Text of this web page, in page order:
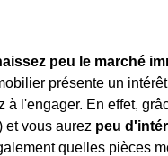
peu le marché
présente un intérêt
l'engager. En effet,
et vous aurez peu
quelles pièces